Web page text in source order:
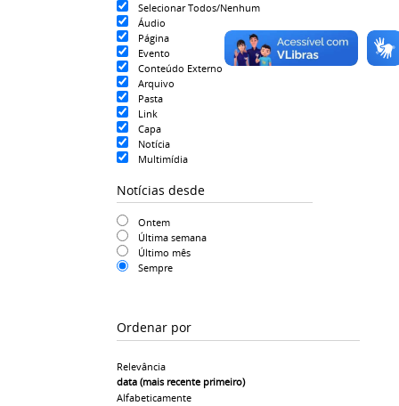
Selecionar Todos/Nenhum
Áudio
Página
Evento
Conteúdo Externo
Arquivo
Pasta
Link
Capa
Notícia
Multimídia
Notícias desde
Ontem
Última semana
Último mês
Sempre
Ordenar por
Relevância
data (mais recente primeiro)
Alfabeticamente